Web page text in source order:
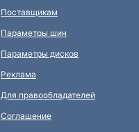
Поставщикам
Параметры шин
Параметры дисков
Реклама
Для правообладателей
Соглашение